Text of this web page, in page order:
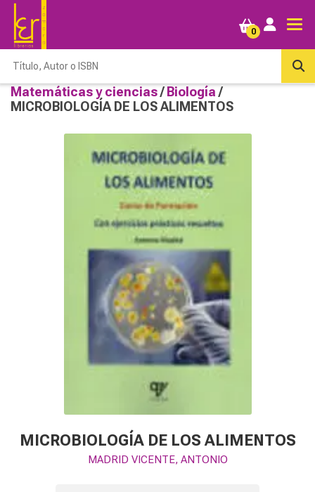
0
Matemáticas y ciencias/ Biología /
MICROBIOLOGÍA DE LOS ALIMENTOS
MICROBIOLOGÍA DE LOS ALIMENTOS
MADRID VICENTE, ANTONIO